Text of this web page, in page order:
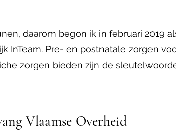
daarom begon ik in februari 2019
InTeam. Pre- en postnatale zorgen
zorgen bieden zijn de
Vlaamse Overheid